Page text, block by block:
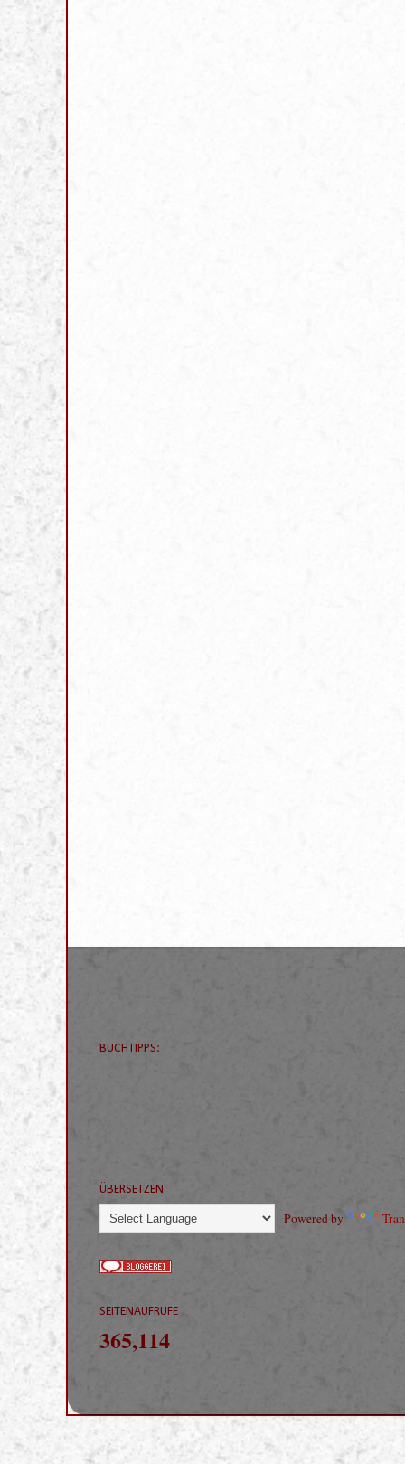
BUCHTIPPS:
ÜBERSETZEN
Powered by
SEITENAUFRUFE
365,114